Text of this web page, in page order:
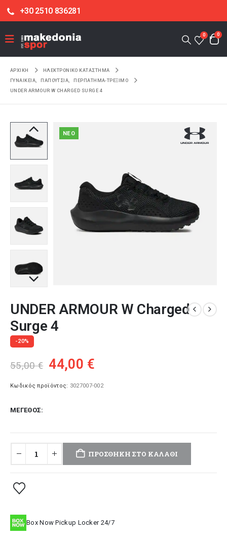
+30 2510 836281
0 0
ΑΡΧΙΚΉ
ΗΛΕΚΤΡΟΝΙΚΌ ΚΑΤΆΣΤΗΜΑ
ΓΥΝΑΙΚΕΙΑ
ΠΑΠΟΥΤΣΙΑ
ΠΕΡΠΑΤΗΜΑ-ΤΡΕΞΙΜΟ
UNDER ARMOUR W CHARGED SURGE 4
NEO
UNDER ARMOUR W Charged
Surge 4
-20%
55,00€ Original
was:
44,00 €
τιμή
Κωδικός προϊόντος: 3027007-002
ΜΈΓΕΘΟΣ
ΠΡΟΣΘΉΚΗ ΣΤΟ ΚΑΛΆΘΙ
Box Now Pickup Locker 24/7